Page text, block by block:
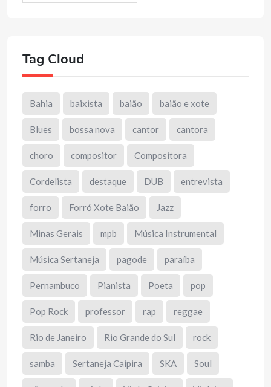
Tag Cloud
Bahia baixista baião baião e xote
Blues bossa nova cantor cantora
choro compositor Compositora
Cordelista destaque DUB entrevista
forro Forró Xote Baião Jazz
Minas Gerais mpb Música Instrumental
Música Sertaneja pagode paraíba
Pernambuco Pianista Poeta pop
Pop Rock professor rap reggae
Rio de Janeiro Rio Grande do Sul rock
samba Sertaneja Caipira SKA Soul